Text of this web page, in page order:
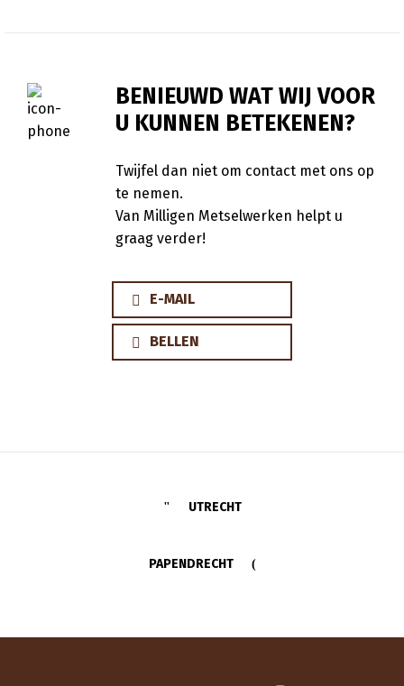
BENIEUWD WAT WIJ VOOR
U KUNNEN BETEKENEN?
Twijfel dan niet om contact met ons op
te nemen.
Van Milligen Metselwerken helpt u
graag verder!
E-MAIL
BELLEN
UTRECHT
PAPENDRECHT